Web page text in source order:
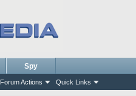
Forum Actions Quick Links
Spy